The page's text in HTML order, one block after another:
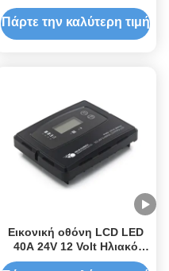
Bluetooth και > 99%
απόδοση για πολλαπλούς
Πάρτε την καλύτερη τιμή
Εικονική οθόνη LCD LED
40A 24V 12 Volt Ηλιακό
Πίνακα Ελεγκτής φόρτισης